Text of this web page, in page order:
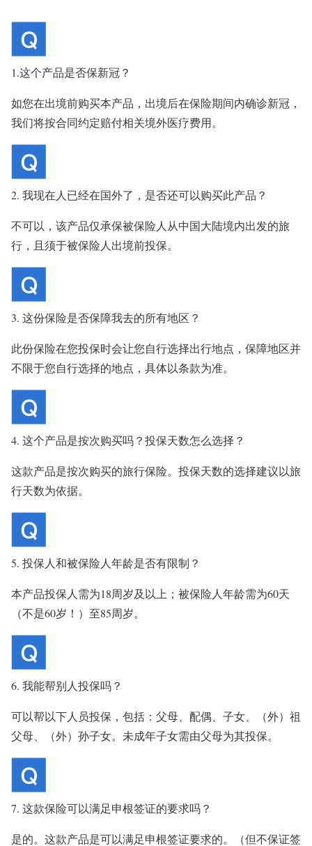
1.这个产品是否保新冠？
如您在出境前购买本产品，出境后在保险期间内确诊新冠，
我们将按合同约定赔付相关境外医疗费用。
2. 我现在人已经在国外了，是否还可以购买此产品？
不可以，该产品仅承保被保险人从中国大陆境内出发的旅
行，且须于被保险人出境前投保。
3. 这份保险是否保障我去的所有地区？
此份保险在您投保时会让您自行选择出行地点，保障地区并
不限于您自行选择的地点，具体以条款为准。
4. 这个产品是按次购买吗？投保天数怎么选择？
这款产品是按次购买的旅行保险。投保天数的选择建议以旅
行天数为依据。
5. 投保人和被保险人年龄是否有限制？
本产品投保人需为18周岁及以上；被保险人年龄需为60天
（不是60岁！）至85周岁。
6. 我能帮别人投保吗？
可以帮以下人员投保，包括：父母、配偶、子女、（外）祖
父母、（外）孙子女。未成年子女需由父母为其投保。
7. 这款保险可以满足申根签证的要求吗？
是的。这款产品是可以满足申根签证要求的。（但不保证签